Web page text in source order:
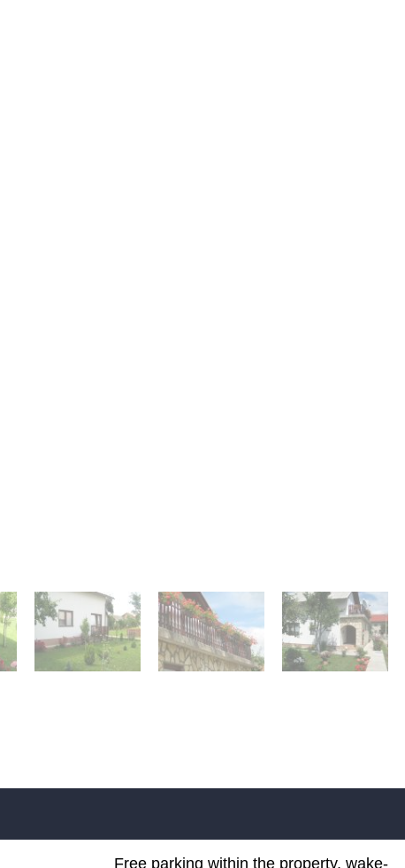
Free parking within the property, wake-